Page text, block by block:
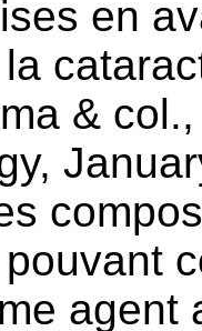
en
&
agent